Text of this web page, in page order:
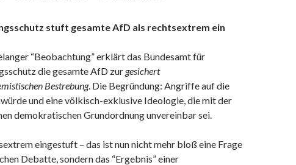
stuft gesamte AfD als rechtsextrem ein
“Beobachtung” erklärt das Bundesamt für
die gesamte AfD zurgesichert
Bestrebung. Die Begründung: Angriffe auf die
und eine völkisch-exklusive Ideologie, die mit der
demokratischen Grundordnung unvereinbar sei.
eingestuft – das ist nun nicht mehr bloß eine Frage
Debatte, sondern das “Ergebnis” einer